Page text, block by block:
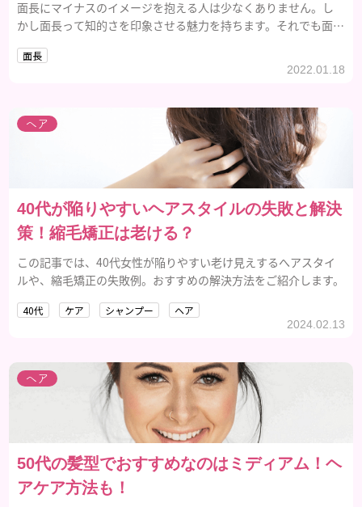
面長にマイナスのイメージを抱える人は少なくありません。し
かし面長って知的さを印象させる魅力を持ちます。それでも面長
を持ってみてはいかがでしょう。
面長
2022.01.18
ヘア
40代が陥りやすいヘアスタイルの失敗と解決
策！縮毛矯正は老ける？
この記事では、40代女性が陥りやすい老け見えするへアスタイ
ルや、縮毛矯正の失敗例。おすすめの解決方法をご紹介します。
40代 ケア シャンプー ヘア
2024.02.13
ヘア
50代の髪型でおすすめなのはミディアム！ヘ
アケア方法も！